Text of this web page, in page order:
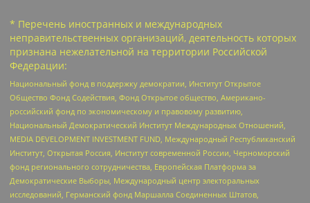
* Перечень иностранных и международных
неправительственных организаций, деятельность которых
признана нежелательной на территории Российской
Федерации:
Национальный фонд в поддержку демократии, Институт Открытое
Общество Фонд Содействия, Фонд Открытое общество, Американо-
российский фонд по экономическому и правовому развитию,
Национальный Демократический Институт Международных Отношений,
MEDIA DEVELOPMENT INVESTMENT FUND, Международный Республиканский
Институт, Открытая Россия, Институт современной России, Черноморский
фонд регионального сотрудничества, Европейская Платформа за
Демократические Выборы, Международный центр электоральных
исследований, Германский фонд Маршалла Соединенных Штатов,